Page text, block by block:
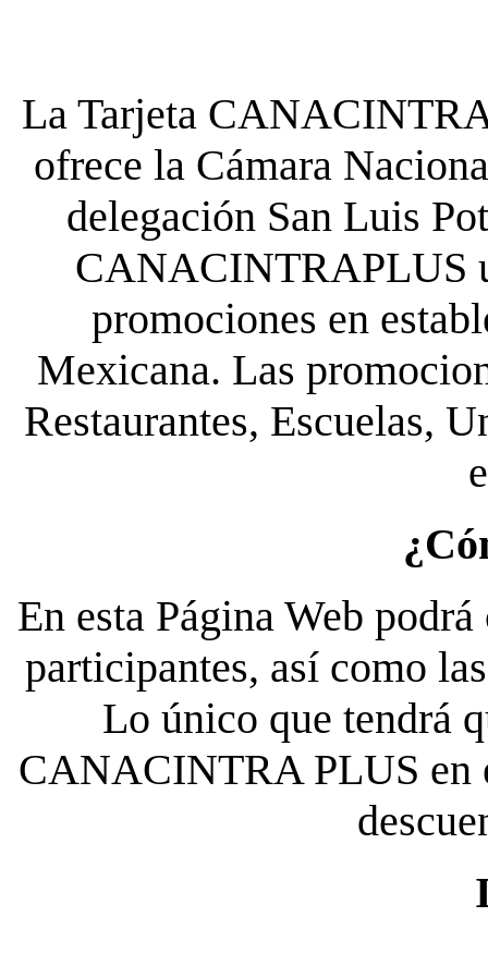
La Tarjeta
ofrece la Cámara
delegación San Luis
CANACINTRAPLUS
promociones en
Mexicana. Las
Restaurantes, Escuelas,
En esta Página Web
participantes, así como
Lo único que tendrá
CANACINTRA PLUS en